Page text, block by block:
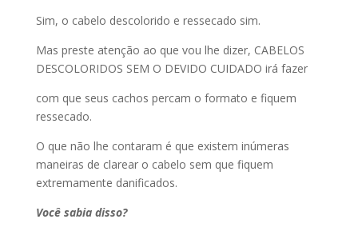
Sim, o cabelo descolorido e ressecado sim.
Mas preste atenção ao que vou lhe dizer, CABELOS
DESCOLORIDOS SEM O DEVIDO CUIDADO irá fazer
com que seus cachos percam o formato e fiquem
ressecado.
O que não lhe contaram é que existem inúmeras
maneiras de clarear o cabelo sem que fiquem
extremamente danificados.
Você sabia disso?